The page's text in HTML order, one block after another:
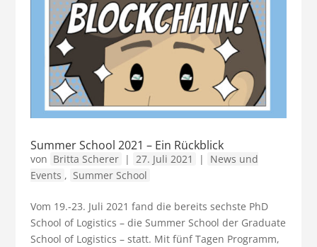
Summer School 2021 – Ein Rückblick
von Britta Scherer | 27. Juli 2021 |
News und
Events , Summer School
Vom 19.-23. Juli 2021 fand die bereits sechste PhD
School of Logistics – die Summer School der Graduate
School of Logistics – statt. Mit fünf Tagen Programm,